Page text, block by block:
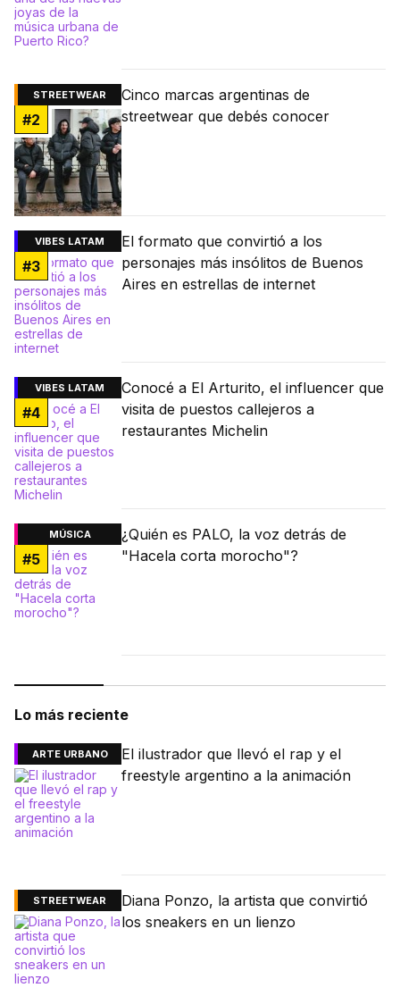
STREETWEAR
#2
Cinco marcas argentinas de
streetwear que debés conocer
VIBES LATAM
#3
El formato que convirtió a los
personajes más insólitos de Buenos
Aires en estrellas de internet
VIBES LATAM
#4
Conocé a El Arturito, el influencer que
visita de puestos callejeros a
restaurantes Michelin
MÚSICA
#5
¿Quién es PALO, la voz detrás de
"Hacela corta morocho"?
Lo más reciente
ARTE URBANO
El ilustrador que llevó el rap y el
freestyle argentino a la animación
STREETWEAR
Diana Ponzo, la artista que convirtió
los sneakers en un lienzo